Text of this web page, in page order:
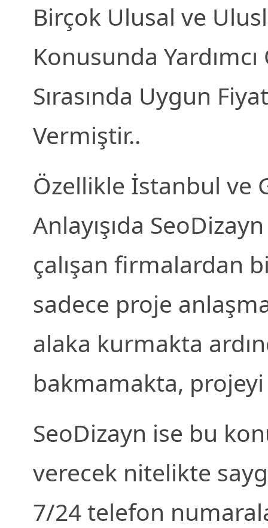
Birçok Ulusal ve
Konusunda
Sırasında Uygun
Vermiştir..
Özellikle İstanbul ve
Anlayışıda
çalışan firmalardan
sadece proje
alaka kurmakta
bakmamakta,
SeoDizayn ise bu
verecek nitelikte
7/24 telefon